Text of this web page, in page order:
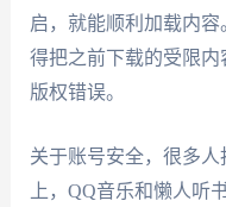
启，就能顺利加载内
得把之前下载的受限
版权错误。
关于账号安全，很多
上，QQ音乐和懒人听